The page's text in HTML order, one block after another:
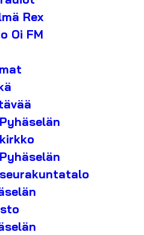
Rex
Oi FM
Pyhäselän
kirkko
Pyhäselän
seurakuntatalo